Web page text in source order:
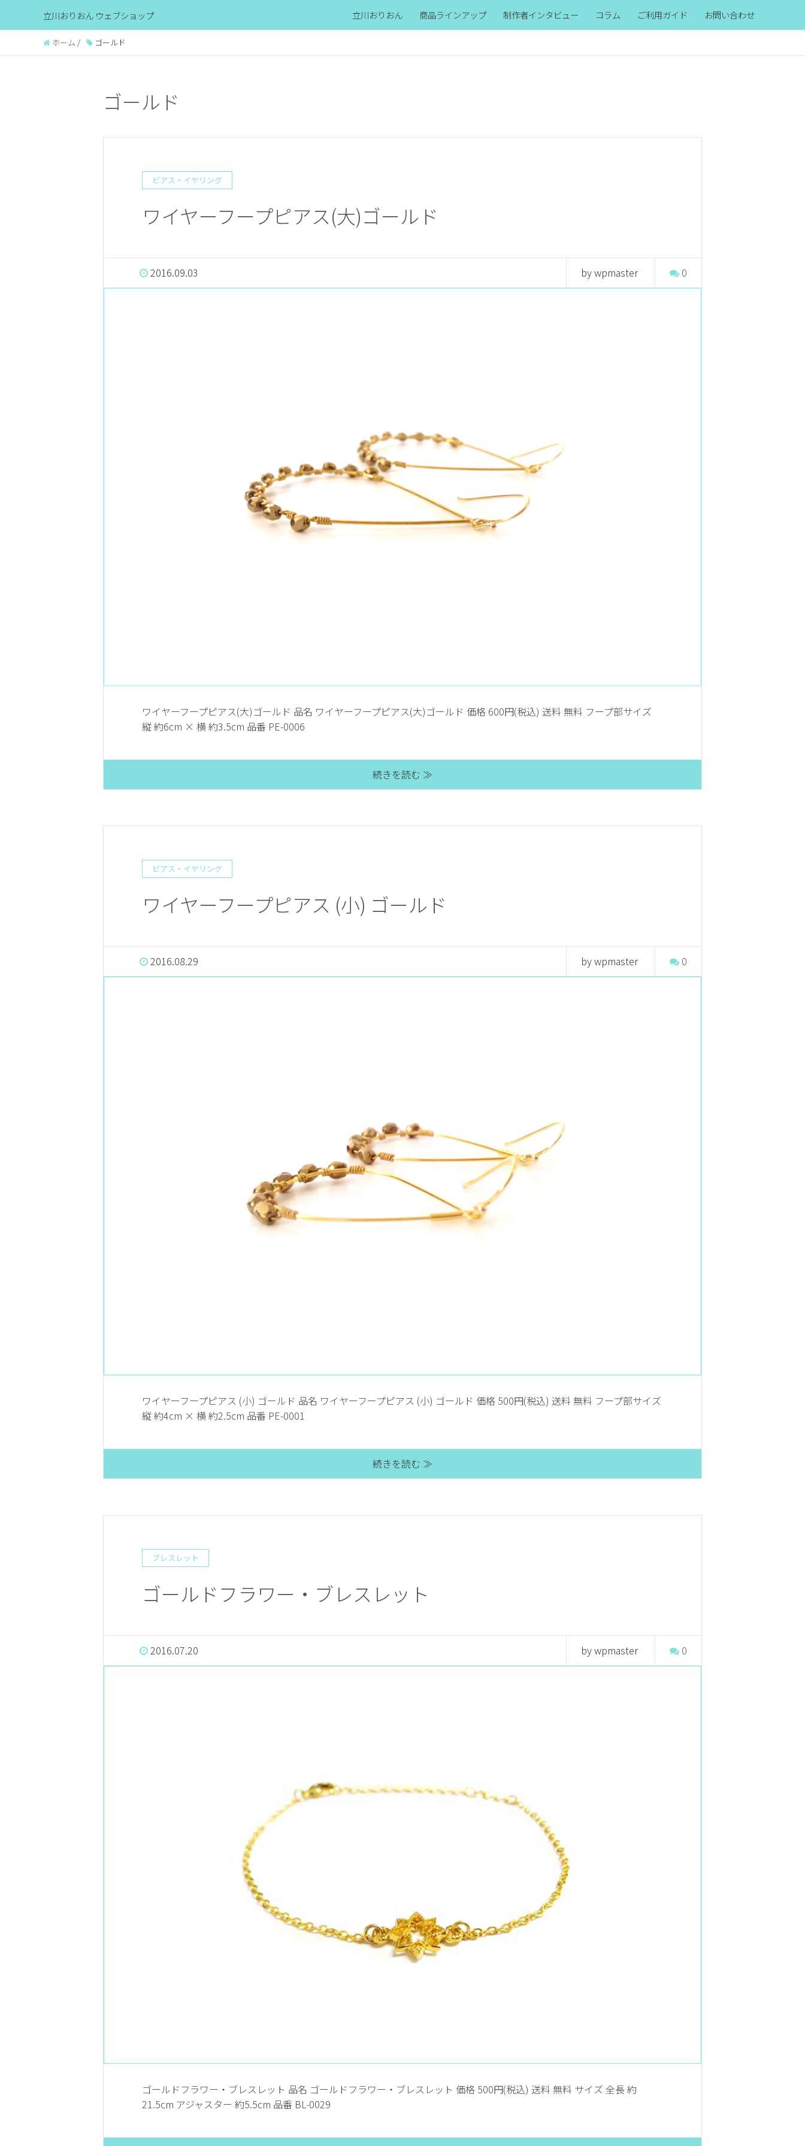
立川おりおん ウェブショップ 立川おりおん 商品ラインアップ 制作者インタビュー コラム ご利用ガイド お問い合わせ
ホーム / ゴールド
ゴールド
ピアス・イヤリング
ワイヤーフープピアス(大)ゴールド
2016.09.03 by wpmaster 0
ワイヤーフープピアス(大)ゴールド 品名 ワイヤーフープピアス(大)ゴールド 価格 600円(税込) 送料 無料 フープ部サイズ
縦 約6cm × 横 約3.5cm 品番 PE-0006
続きを読む ≫
ピアス・イヤリング
ワイヤーフープピアス (小) ゴールド
2016.08.29 by wpmaster 0
ワイヤーフープピアス (小) ゴールド 品名 ワイヤーフープピアス (小) ゴールド 価格 500円(税込) 送料 無料 フープ部サイズ
縦 約4cm × 横 約2.5cm 品番 PE-0001
続きを読む ≫
ブレスレット
ゴールドフラワー・ブレスレット
2016.07.20 by wpmaster 0
ゴールドフラワー・ブレスレット 品名 ゴールドフラワー・ブレスレット 価格 500円(税込) 送料 無料 サイズ 全長 約
21.5cm アジャスター 約5.5cm 品番 BL-0029